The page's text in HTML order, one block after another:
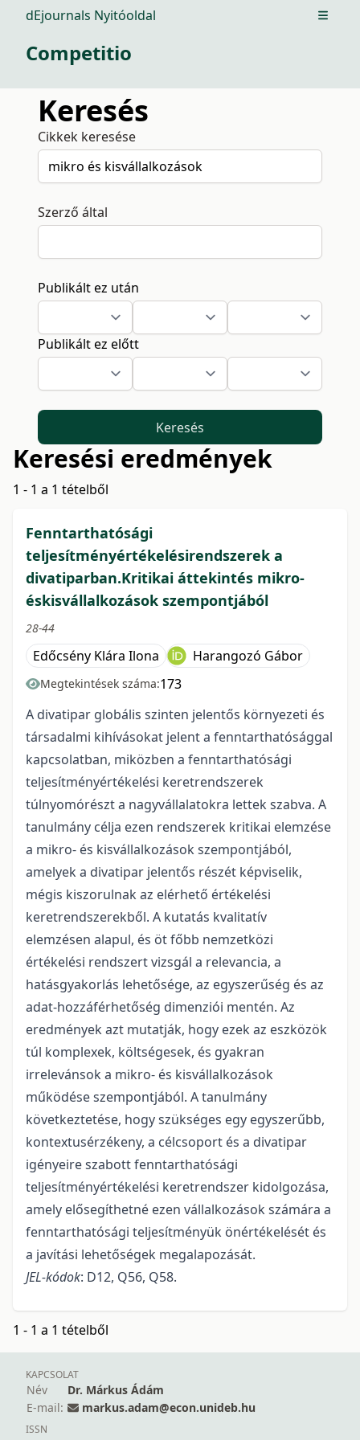
dEjournals Nyitóoldal Open
Competitio
Keresés
Cikkek keresése
Szerző által
Publikált ez után
Publikált ez előtt
Keresés
Keresési eredmények
1 - 1 a 1 tételből
Fenntarthatósági
teljesítményértékelésirendszerek a
divatiparban.Kritikai áttekintés mikro-
éskisvállalkozások szempontjából
28-44
Edőcsény Klára Ilona Harangozó Gábor
Megtekintések száma:173
A divatipar globális szinten jelentős környezeti és
társadalmi kihívásokat jelent a fenntarthatósággal
kapcsolatban, miközben a fenntarthatósági
teljesítményértékelési keretrendszerek
túlnyomórészt a nagyvállalatokra lettek szabva. A
tanulmány célja ezen rendszerek kritikai elemzése
a mikro- és kisvállalkozások szempontjából,
amelyek a divatipar jelentős részét képviselik,
mégis kiszorulnak az elérhető értékelési
keretrendszerekből. A kutatás kvalitatív
elemzésen alapul, és öt főbb nemzetközi
értékelési rendszert vizsgál a relevancia, a
hatásgyakorlás lehetősége, az egyszerűség és az
adat-hozzáférhetőség dimenziói mentén. Az
eredmények azt mutatják, hogy ezek az eszközök
túl komplexek, költségesek, és gyakran
irrelevánsok a mikro- és kisvállalkozások
működése szempontjából. A tanulmány
következtetése, hogy szükséges egy egyszerűbb,
kontextusérzékeny, a célcsoport és a divatipar
igényeire szabott fenntarthatósági
teljesítményértékelési keretrendszer kidolgozása,
amely elősegíthetné ezen vállalkozások számára a
fenntarthatósági teljesítményük önértékelését és
a javítási lehetőségek megalapozását.
JEL-kódok: D12, Q56, Q58.
1 - 1 a 1 tételből
KAPCSOLAT
Név
Dr. Márkus Ádám
E-mail:
markus.adam@econ.unideb.hu
ISSN